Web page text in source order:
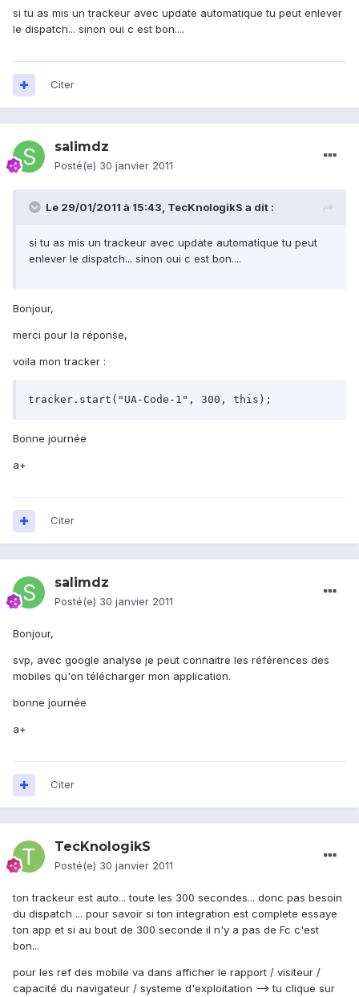
si tu as mis un trackeur avec update automatique tu peut enlever
le dispatch... sinon oui c est bon....
Citer
salimdz
Posté(e) 30 janvier 2011
Le 29/01/2011 à 15:43, TecKnologikS a dit :
si tu as mis un trackeur avec update automatique tu peut
enlever le dispatch... sinon oui c est bon....
Bonjour,
merci pour la réponse,
voila mon tracker :
Bonne journée
a+
Citer
salimdz
Posté(e) 30 janvier 2011
Bonjour,
svp, avec google analyse je peut connaitre les références des
mobiles qu'on télécharger mon application.
bonne journée
a+
Citer
TecKnologikS
Posté(e) 30 janvier 2011
ton trackeur est auto... toute les 300 secondes... donc pas besoin
du dispatch ... pour savoir si ton integration est complete essaye
ton app et si au bout de 300 seconde il n'y a pas de Fc c'est
bon...
pour les ref des mobile va dans afficher le rapport / visiteur /
capacité du navigateur / systeme d'exploitation --> tu clique sur